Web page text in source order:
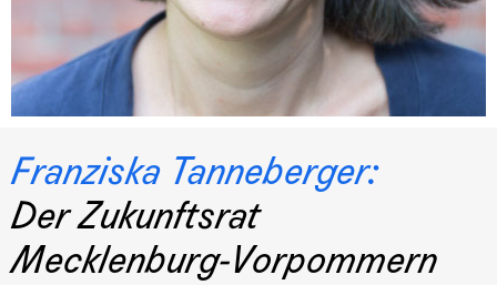
Franziska Tanneberger:
Der Zukunftsrat
Mecklenburg-Vorpommern